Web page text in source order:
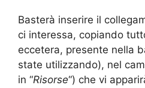
Basterà inserire il
ci interessa, copiando
eccetera, presente nella
state utilizzando), nel
in “Risorse“) che vi